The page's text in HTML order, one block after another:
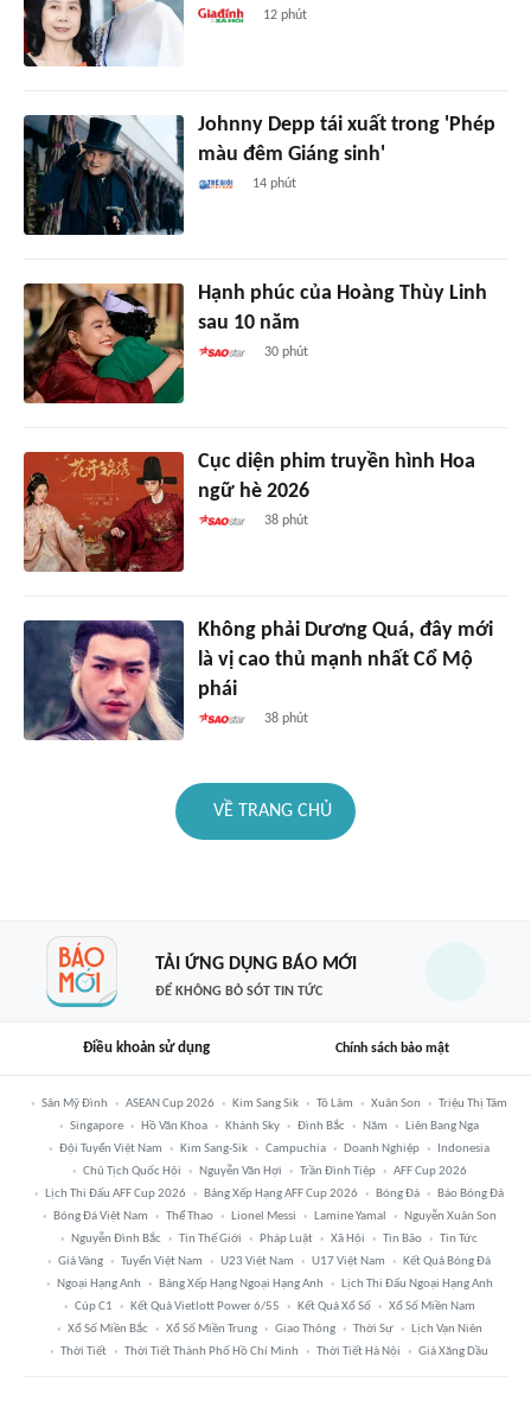
12 phút
Johnny Depp tái xuất trong 'Phép
màu đêm Giáng sinh'
14 phút
Hạnh phúc của Hoàng Thùy Linh
sau 10 năm
30 phút
Cục diện phim truyền hình Hoa
ngữ hè 2026
38 phút
Không phải Dương Quá, đây mới
là vị cao thủ mạnh nhất Cổ Mộ
phái
38 phút
VỀ TRANG CHỦ
TẢI ỨNG DỤNG BÁO MỚI
ĐỂ KHÔNG BỎ SÓT TIN TỨC
Điều khoản sử dụng Chính sách bảo mật
Sân Mỹ Đình ASEAN Cup 2026 Kim Sang Sik Tô Lâm Xuân Son
Triệu Thị Tâm
Singapore
Hồ Văn Khoa Khánh Sky Đình Bắc Năm
Liên Bang Nga
Đội Tuyển Việt Nam
Kim Sang-Sik Campuchia Doanh Nghiệp
Indonesia
Chủ Tịch Quốc Hội
Nguyễn Văn Hợi Trần Đình Tiệp
AFF Cup 2026
Lịch Thi Đấu AFF Cup 2026
Bảng Xếp Hạng AFF Cup 2026 Bóng Đá
Báo Bóng Đá
Bóng Đá Việt Nam
Thể Thao Lionel Messi Lamine Yamal
Nguyễn Xuân Son
Nguyễn Đình Bắc
Tin Thế Giới Pháp Luật Xã Hội Tin Bão
Tin Tức
Giá Vàng
Tuyển Việt Nam U23 Việt Nam U17 Việt Nam
Kết Quả Bóng Đá
Ngoại Hạng Anh
Bảng Xếp Hạng Ngoại Hạng Anh
Lịch Thi Đấu Ngoại Hạng Anh
Cúp C1
Kết Quả Vietlott Power 6/55 Kết Quả Xổ Số
Xổ Số Miền Nam
Xổ Số Miền Bắc
Xổ Số Miền Trung Giao Thông Thời Sự
Lịch Vạn Niên
Thời Tiết
Thời Tiết Thành Phố Hồ Chí Minh Thời Tiết Hà Nội Giá Xăng Dầu